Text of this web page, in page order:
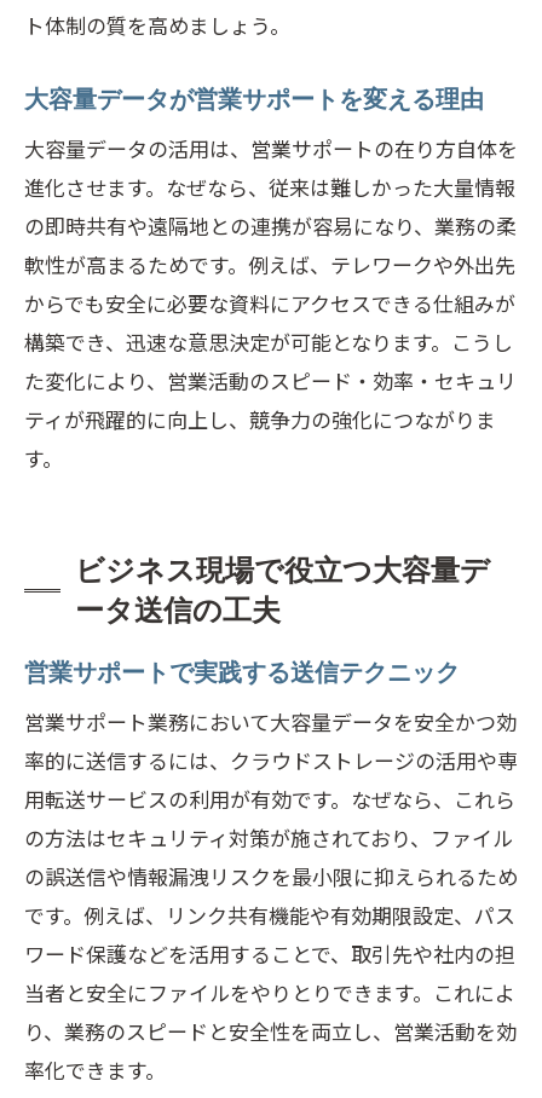
ト体制の質を高めましょう。
大容量データが営業サポートを変える理由
大容量データの活用は、営業サポートの在り方自体を
進化させます。なぜなら、従来は難しかった大量情報
の即時共有や遠隔地との連携が容易になり、業務の柔
軟性が高まるためです。例えば、テレワークや外出先
からでも安全に必要な資料にアクセスできる仕組みが
構築でき、迅速な意思決定が可能となります。こうし
た変化により、営業活動のスピード・効率・セキュリ
ティが飛躍的に向上し、競争力の強化につながりま
す。
ビジネス現場で役立つ大容量デ
ータ送信の工夫
営業サポートで実践する送信テクニック
営業サポート業務において大容量データを安全かつ効
率的に送信するには、クラウドストレージの活用や専
用転送サービスの利用が有効です。なぜなら、これら
の方法はセキュリティ対策が施されており、ファイル
の誤送信や情報漏洩リスクを最小限に抑えられるため
です。例えば、リンク共有機能や有効期限設定、パス
ワード保護などを活用することで、取引先や社内の担
当者と安全にファイルをやりとりできます。これによ
り、業務のスピードと安全性を両立し、営業活動を効
率化できます。